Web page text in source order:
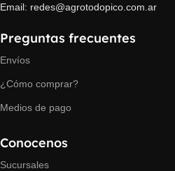
Email: redes@agrotodopico.com.ar
Preguntas frecuentes
Envíos
¿Cómo comprar?
Medios de pago
Conocenos
Sucursales